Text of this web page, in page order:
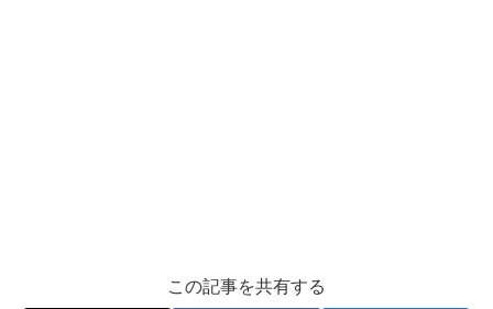
この記事を共有する